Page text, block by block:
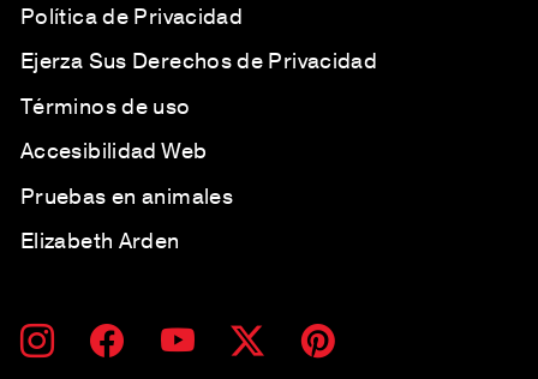
Política de Privacidad
Ejerza Sus Derechos de Privacidad
Términos de uso
Accesibilidad Web
Pruebas en animales
Elizabeth Arden
SUSCRÍBETE
A
SUSCRIBIR
InstagramFacebookYouTube TwitterPinterest